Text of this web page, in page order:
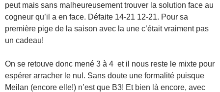
peut mais sans malheureusement trouver la solution face au
cogneur qu’il a en face. Défaite 14-21 12-21. Pour sa
première pige de la saison avec la une c’était vraiment pas
un cadeau!
On se retouve donc mené 3 à 4 et il nous reste le mixte pour
espérer arracher le nul. Sans doute une formalité puisque
Meilan (encore elle!) n’est que B3! Et bien là encore, avec